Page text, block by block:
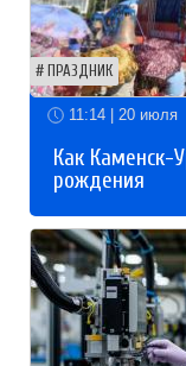
ПРАЗДНИК
11:14 | 20 июля
Как Каменск-
рождения